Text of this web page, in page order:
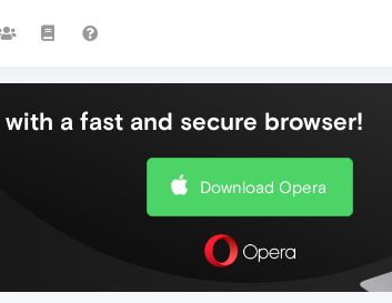
a fast and secure browser!
Download Opera